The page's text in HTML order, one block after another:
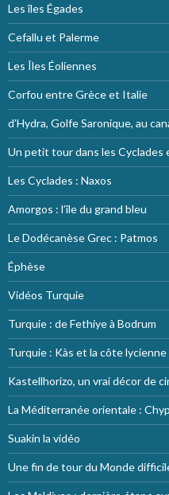
Les îles Égades
Cefallu et Palerme
Les Îles Éoliennes
Corfou entre Grèce et Italie
d’Hydra, Golfe Saronique, au
Un petit tour dans les Cyclades
Les Cyclades : Naxos
Amorgos : l’île du grand bleu
Le Dodécanèse Grec : Patmos
Éphèse
Vidéos Turquie
Turquie : de Fethiye à Bodrum
Turquie : Kàs et la côte lycienne
Kastellhorizo, un vrai décor de
La Méditerranée orientale :
Suakin la vidéo
Une fin de tour du Monde